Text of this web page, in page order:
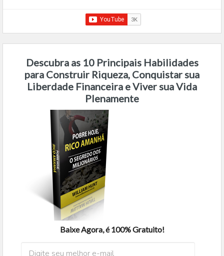
Descubra as 10 Principais Habilidades
para Construir Riqueza, Conquistar sua
Liberdade Financeira e Viver sua Vida
Plenamente
Baixe Agora, é 100% Gratuito!